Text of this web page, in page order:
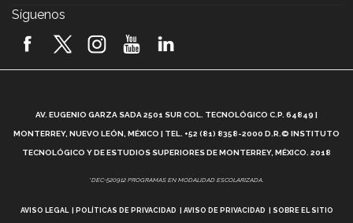
2026! (video)
¿Cómo es el Modelo Educativo Tec? (video)
Vida Tec: Feminismo e Inteligencia Artificial, Paola
Síguenos
AV. EUGENIO GARZA SADA 2501 SUR COL. TECNOLÓGICO C.P. 64849 |
MONTERREY, NUEVO LEÓN, MÉXICO | TEL. +52 (81) 8358-2000 D.R.© INSTITUTO
TECNOLÓGICO Y DE ESTUDIOS SUPERIORES DE MONTERREY, MÉXICO. 2018
*DEC-520912 PROGRAMAS EN MODALIDAD ESCOLARIZADA.
AVISO LEGAL POLÍTICAS DE PRIVACIDAD AVISO DE PRIVACIDAD SOBRE EL SITIO